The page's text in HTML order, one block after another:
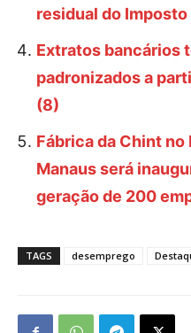
residual do Imposto
Extratos bancários
padronizados a
(8)
Fábrica da Chint
Manaus será
geração de 200
TAGS desemprego